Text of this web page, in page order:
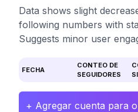
Data shows slight
following numbers with
Suggests minor user
FECHA
CONTEO DE
SEGUIDORES
+ Agregar cuenta para